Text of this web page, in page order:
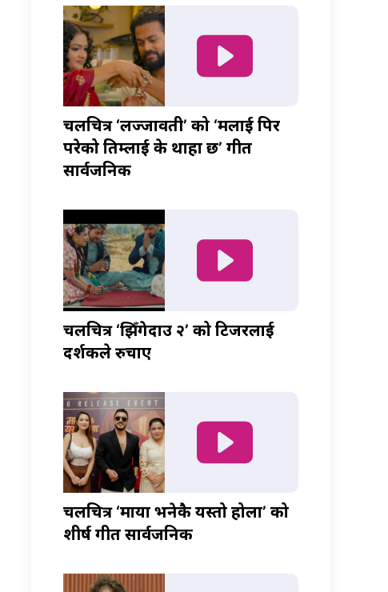
चलचित्र ‘लज्जावती’ को ‘मलाई पिर
परेको तिम्लाई के थाहा छ’ गीत
सार्वजनिक
चलचित्र ‘झिँगेदाउ २’ को टिजरलाई
दर्शकले रुचाए
चलचित्र ‘माया भनेकै यस्तो होला’ को
शीर्ष गीत सार्वजनिक